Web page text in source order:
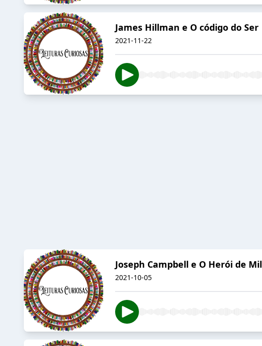
James Hillman e O código do Ser
2021-11-22
Joseph Campbell e O Herói de
2021-10-05